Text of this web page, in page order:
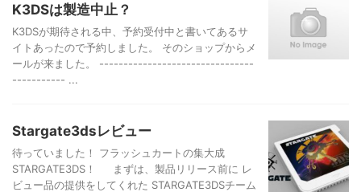
K3DSは製造中止？
K3DSが期待される中、予約受付中と書いてあるサ
イトあったので予約しました。 そのショップからメ
ールが来ました。 --------------------------------
----------- ...
Stargate3dsレビュー
待っていました！ フラッシュカートの集大成
STARGATE3DS！ まずは、製品リリース前に レ
ビュー品の提供をしてくれた STARGATE3DSチーム